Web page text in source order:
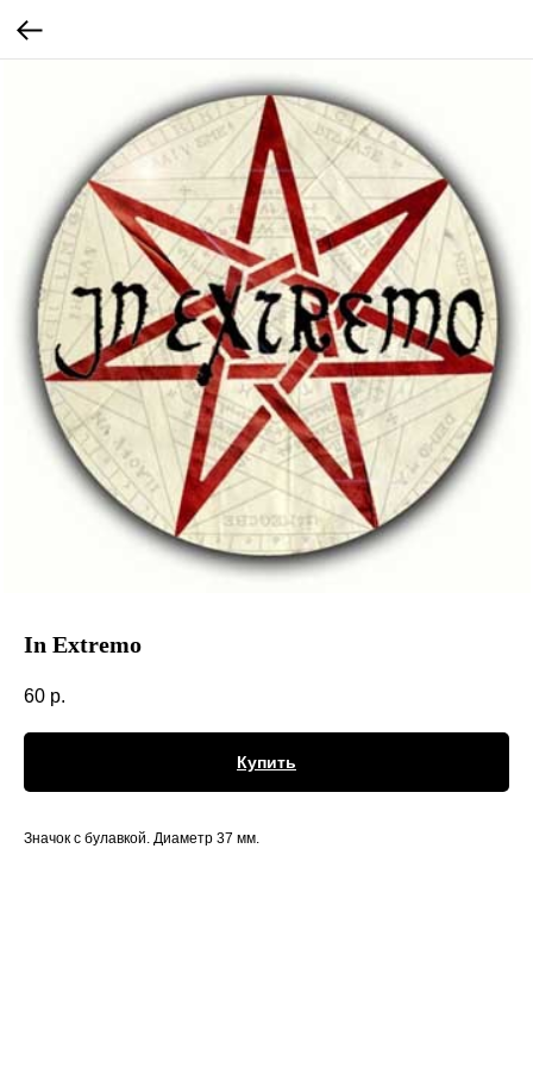
In Extremo
60 р.
Купить
Значок с булавкой. Диаметр 37 мм.